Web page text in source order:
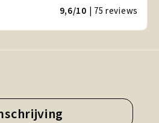
9,6/10 | 75reviews